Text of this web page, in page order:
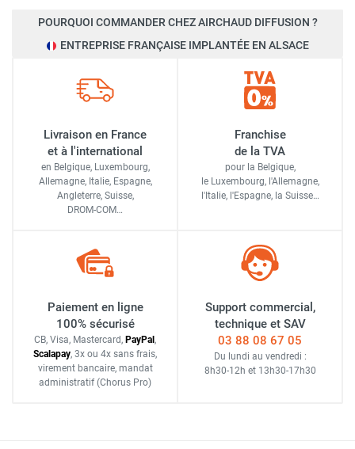
POURQUOI COMMANDER CHEZ AIRCHAUD DIFFUSION ?
ENTREPRISE FRANÇAISE IMPLANTÉE EN ALSACE
Livraison en France
et à l'international
en Belgique, Luxembourg,
Allemagne, Italie, Espagne,
Angleterre, Suisse,
DROM-COM…
Franchise
de la TVA
pour la Belgique,
le Luxembourg, l'Allemagne,
l'Italie, l'Espagne, la Suisse…
Paiement en ligne
100% sécurisé
CB, Visa, Mastercard, PayPal ,
Scalapay, 3x ou 4x sans frais,
virement bancaire, mandat
administratif (Chorus Pro)
Support commercial,
technique et SAV
03 88 08 67 05
Du lundi au vendredi :
8h30-12h et 13h30-17h30